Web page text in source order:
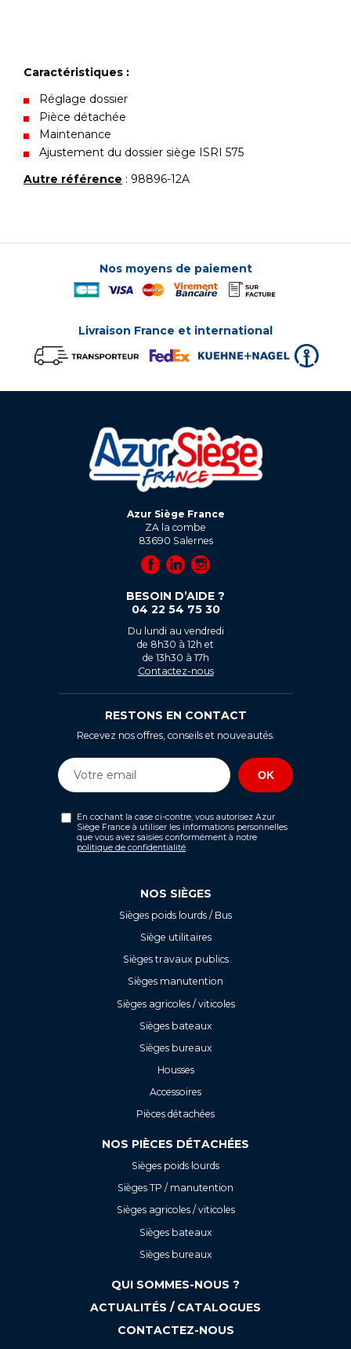
Caractéristiques :
Réglage dossier
Pièce détachée
Maintenance
Ajustement du dossier siège ISRI 575
Autre référence : 98896-12A
Nos moyens de paiement
Livraison France et international
Azur Siège France
ZA la combe
83690 Salernes
BESOIN D’AIDE ?
04 22 54 75 30
Du lundi au vendredi
de 8h30 à 12h et
de 13h30 à 17h
Contactez-nous
RESTONS EN CONTACT
Recevez nos offres, conseils et nouveautés.
En cochant la case ci-contre, vous autorisez Azur
Siège France à utiliser les informations personnelles
que vous avez saisies conformément à notre
politique de confidentialité.
NOS SIÈGES
Sièges poids lourds / Bus
Siège utilitaires
Sièges travaux publics
Sièges manutention
Sièges agricoles / viticoles
Sièges bateaux
Sièges bureaux
Housses
Accessoires
Pièces détachées
NOS PIÈCES DÉTACHÉES
Sièges poids lourds
Sièges TP / manutention
Sièges agricoles / viticoles
Sièges bateaux
Sièges bureaux
QUI SOMMES-NOUS ?
ACTUALITÉS / CATALOGUES
CONTACTEZ-NOUS